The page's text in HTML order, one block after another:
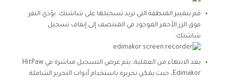
قم بتمييز المنطقة التي تريد تسجيلها على شاشتك. يؤدي النقر
فوق الزر الأحمر الموجود في المنتصف إلى إيقاف تسجيل
شاشتك.
بعد الانتهاء من العملية، يتم عرض التسجيل مباشرة في HitPaw
Edimakor، حيث يمكن تحريره باستخدام أدوات التحرير الشاملة